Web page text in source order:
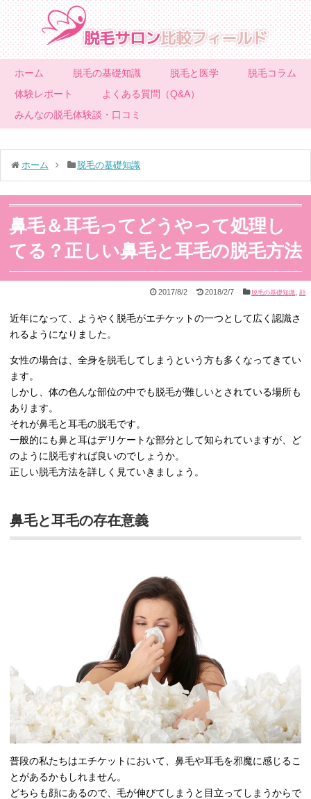
ホーム 脱毛の基礎知識 脱毛と医学
脱毛コラム
体験レポート
よくある質問（Q&A）
みんなの脱毛体験談・口コミ
ホーム 脱毛の基礎知識
鼻毛＆耳毛ってどうやって処理し
てる？正しい鼻毛と耳毛の脱毛方法
2017/8/2 2018/2/7 脱毛の基礎知識 ,顔
近年になって、ようやく脱毛がエチケットの一つとして広く認識さ
れるようになりました。
女性の場合は、全身を脱毛してしまうという方も多くなってきてい
ます。
しかし、体の色んな部位の中でも脱毛が難しいとされている場所も
あります。
それが鼻毛と耳毛の脱毛です。
一般的にも鼻と耳はデリケートな部分として知られていますが、ど
のように脱毛すれば良いのでしょうか。
正しい脱毛方法を詳しく見ていきましょう。
鼻毛と耳毛の存在意義
普段の私たちはエチケットにおいて、鼻毛や耳毛を邪魔に感じるこ
とがあるかもしれません。
どちらも顔にあるので、毛が伸びてしまうと目立ってしまうからで